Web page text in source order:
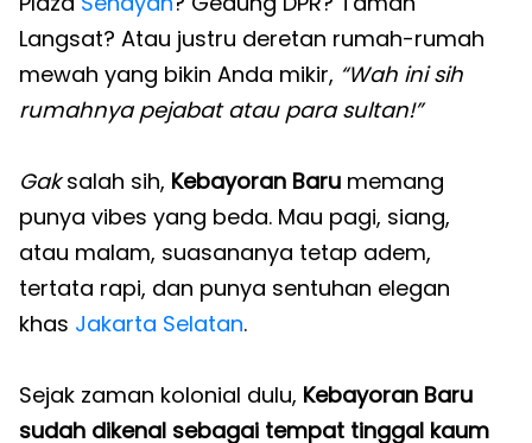
Langsat? Atau justru deretan rumah-rumah
mewah yang bikin Anda mikir, “Wah ini sih
rumahnya pejabat atau para sultan!”
Gaksalah sih, Kebayoran Baru memang
punya vibes yang beda. Mau pagi, siang,
atau malam, suasananya tetap adem,
tertata rapi, dan punya sentuhan elegan
khas Jakarta Selatan.
Sejak zaman kolonial dulu, Kebayoran Baru
sudah dikenal sebagai tempat tinggal kaum